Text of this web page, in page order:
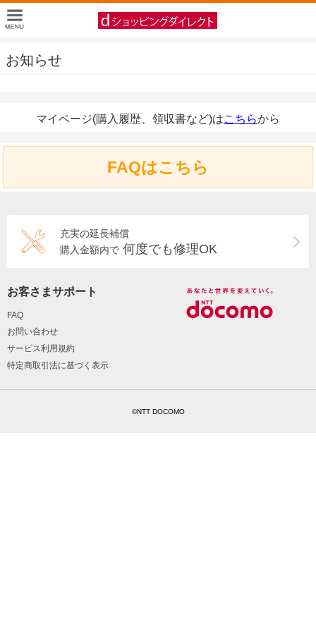
お知らせ
マイページ(購入履歴、領収書など)はこちらから
FAQはこちら
充実の延長補償
購入金額内で 何度でも修理OK
お客さまサポート
FAQ
お問い合わせ
サービス利用規約
特定商取引法に基づく表示
©NTT DOCOMO